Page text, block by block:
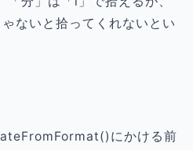
ないと拾ってくれないとい
にかける前